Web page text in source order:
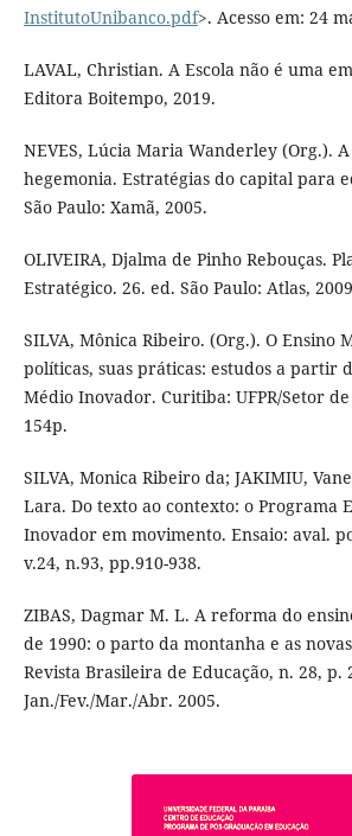
InstitutoUnibanco.pdf>. Acesso em: 24
LAVAL, Christian. A Escola não é uma
Editora Boitempo, 2019.
NEVES, Lúcia Maria Wanderley (Org.).
hegemonia. Estratégias do capital para
São Paulo: Xamã, 2005.
OLIVEIRA, Djalma de Pinho Rebouças.
Estratégico. 26. ed. São Paulo: Atlas,
SILVA, Mônica Ribeiro. (Org.). O Ensino
políticas, suas práticas: estudos a partir
Médio Inovador. Curitiba: UFPR/Setor de
154p.
SILVA, Monica Ribeiro da; JAKIMIU,
Lara. Do texto ao contexto: o Programa
Inovador em movimento. Ensaio: aval.
v.24, n.93, pp.910-938.
ZIBAS, Dagmar M. L. A reforma do
de 1990: o parto da montanha e as
Revista Brasileira de Educação, n. 28, p.
Jan./Fev./Mar./Abr. 2005.